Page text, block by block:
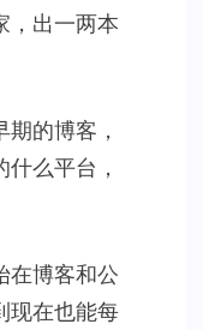
，出一两本
的博客，
么平台，
在博客和公
现在也能每